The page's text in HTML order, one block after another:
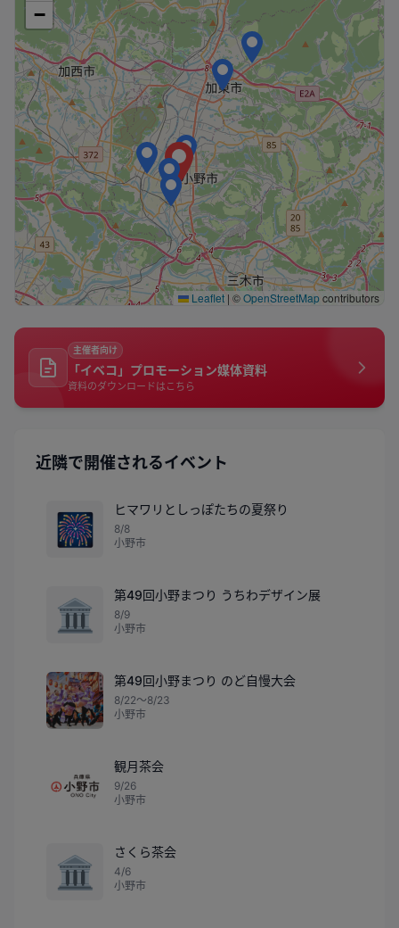
−
Leaflet | ©OpenStreetMapcontributors
主催者向け
「イベコ」プロモーション媒体資料
資料のダウンロードはこちら
近隣で開催されるイベント
🎆
ヒマワリとしっぽたちの夏祭り
8/8
小野市
🏛️
第49回小野まつり うちわデザイン展
8/9
小野市
第49回小野まつり のど自慢大会
8/22〜8/23
小野市
観月茶会
9/26
小野市
🏛️
さくら茶会
4/6
小野市